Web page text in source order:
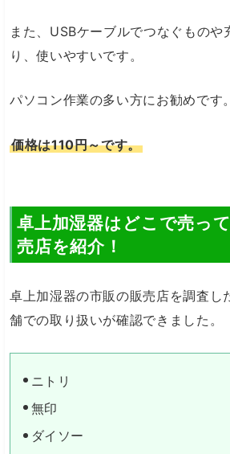
また、USBケーブルでつなぐものや
り、使いやすいです。
パソコン作業の多い方にお勧めです。
価格は110円～です。
卓上加湿器はどこで売っ
売店を紹介！
卓上加湿器の市販の販売店を調査し
舗での取り扱いが確認できました。
ニトリ
無印
ダイソー